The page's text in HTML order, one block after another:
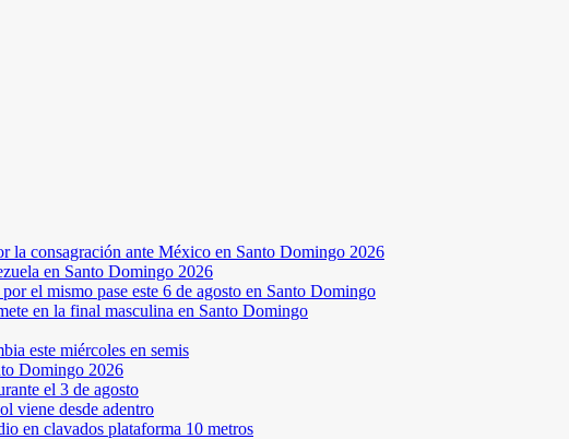
la consagración ante México en Santo Domingo 2026
en Santo Domingo 2026
el mismo pase este 6 de agosto en Santo Domingo
en la final masculina en Santo Domingo
este miércoles en semis
Domingo 2026
el 3 de agosto
viene desde adentro
en clavados plataforma 10 metros